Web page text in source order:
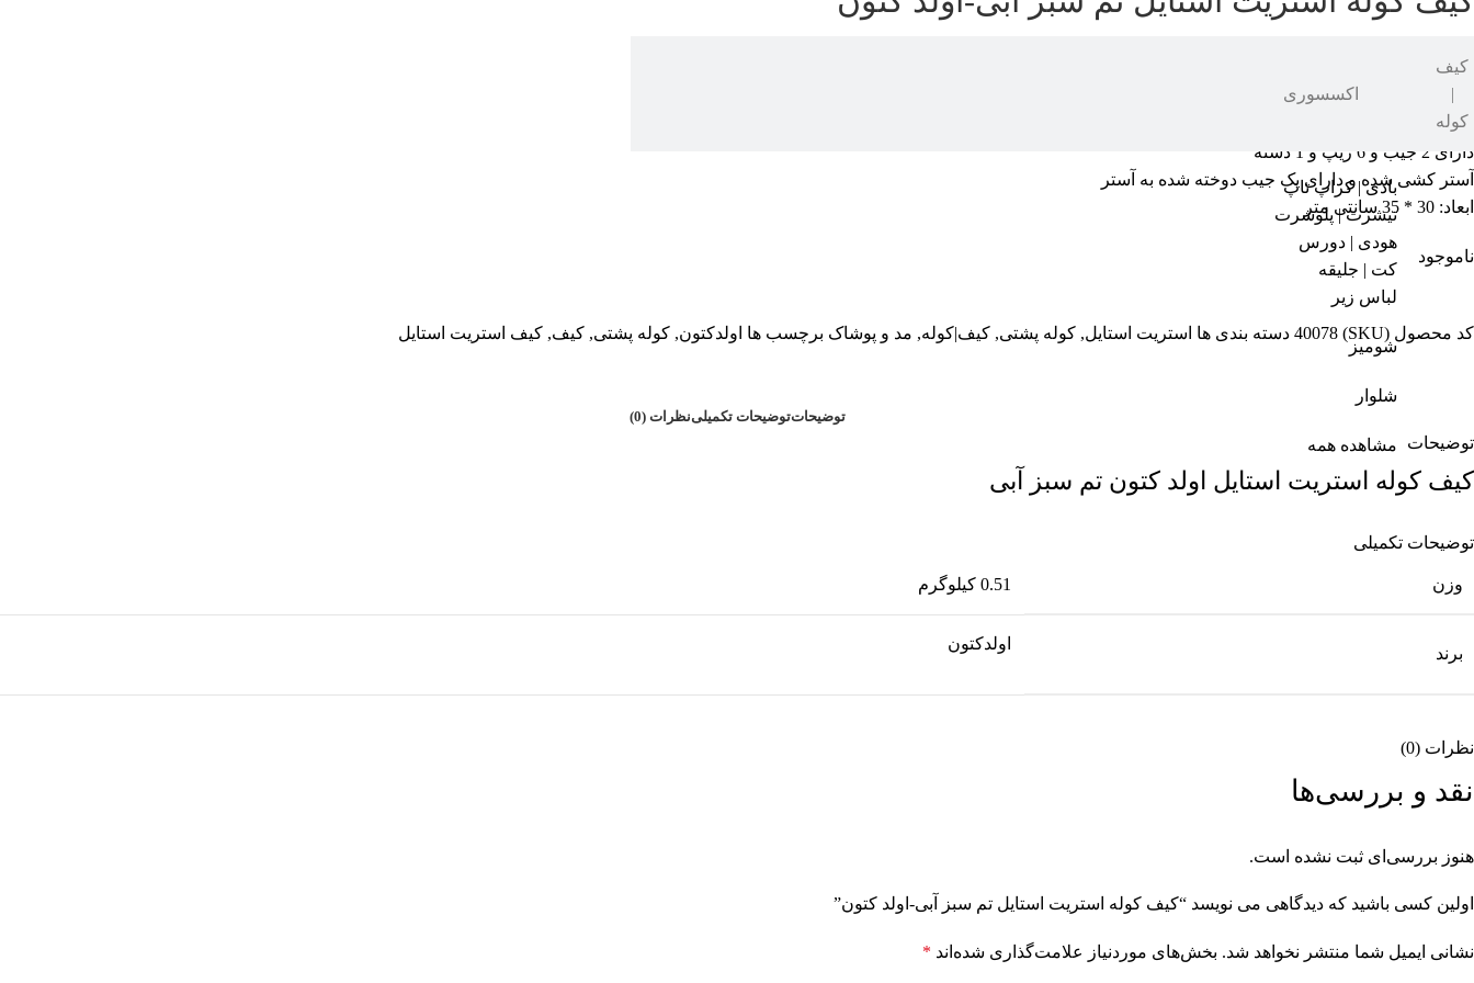
کیف
|
کوله
اکسسوری
بادی | کراپ تاپ
تیشرت | پلوشرت
هودی | دورس
کت | جلیقه
لباس زیر
شومیز
شلوار
مشاهده همه
دسته های محکم
دارای 2 جیب و 6 زیپ و 1 دسته
آستر کشی شده و دارای یک جیب دوخته شده به آستر
ابعاد: 30 * 35 سانتی متر
ناموجود
کد محصول (SKU) 40078 دسته بندی ها استریت استایل, کوله پشتی, کیف|کوله, مد و پوشاک برچسب ها اولدکتون, کوله پشتی, کیف, کیف استریت استایل
توضیحاتتوضیحات تکمیلینظرات (0)
توضیحات
کیف کوله استریت استایل اولد کتون تم سبز آبی
توضیحات تکمیلی
وزن 0.51 کیلوگرم
برند
اولدکتون
نظرات (0)
نقد و بررسی‌ها
هنوز بررسی‌ای ثبت نشده است.
اولین کسی باشید که دیدگاهی می نویسد “کیف کوله استریت استایل تم سبز آبی-اولد کتون”
نشانی ایمیل شما منتشر نخواهد شد. بخش‌های موردنیاز علامت‌گذاری شده‌اند *